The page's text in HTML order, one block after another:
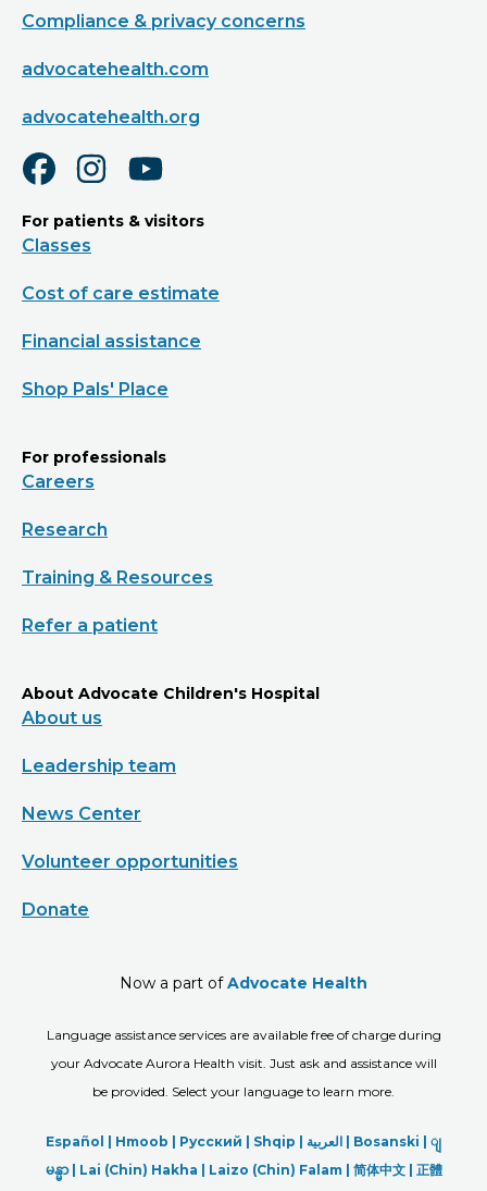
Compliance & privacy concerns
advocatehealth.com
advocatehealth.org
For patients & visitors
Classes
Cost of care estimate
Financial assistance
Shop Pals' Place
For professionals
Careers
Research
Training & Resources
Refer a patient
About Advocate Children's Hospital
About us
Leadership team
News Center
Volunteer opportunities
Donate
Now a part ofAdvocate Health
Language assistance services are available free of charge during
your Advocate Aurora Health visit. Just ask and assistance will
be provided. Select your language to learn more.
Español | Hmoob | Русский | Shqip | العربیة | Bosanski | ျ
မန္မာ| Lai (Chin) Hakha | Laizo (Chin) Falam | 简体中文 | 正體